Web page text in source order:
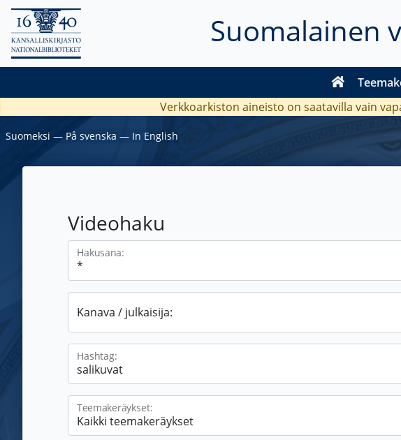
Suomalainen
Verkkoarkiston aineisto on saatavilla vain
Suomeksi ― På svenska ― In English
Videohaku
Hakusana:
Kanava / julkaisija:
Hashtag:
Teemakeräykset: